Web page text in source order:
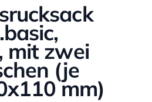
mit zwei
(je
mm)